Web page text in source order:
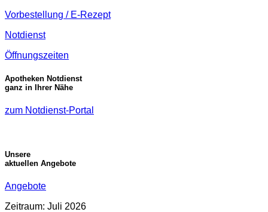
Vorbestellung / E-Rezept
Notdienst
Öffnungszeiten
Apotheken Notdienst
ganz in Ihrer Nähe
zum Notdienst-Portal
Unsere
aktuellen Angebote
Angebote
Zeitraum: Juli 2026